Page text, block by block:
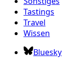
Tastings
Travel
Wissen
Bluesky